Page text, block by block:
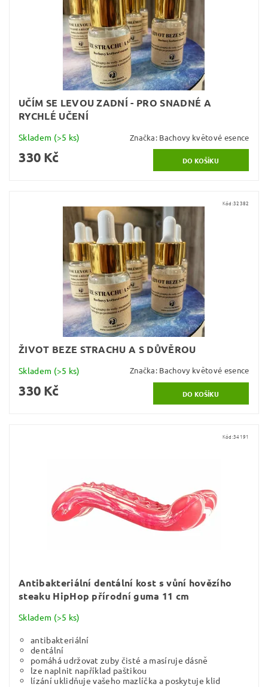
UČÍM SE LEVOU ZADNÍ - PRO SNADNÉ A
RYCHLÉ UČENÍ
Skladem (>5 ks) Značka: Bachovy květové esence
330 Kč
Kód:32382
ŽIVOT BEZE STRACHU A S DŮVĚROU
Skladem (>5 ks) Značka: Bachovy květové esence
330 Kč
Kód:34191
Antibakteriální dentální kost s vůní hovězího
steaku HipHop přírodní guma 11 cm
Skladem (>5 ks)
antibakteriální
dentální
pomáhá udržovat zuby čisté a masíruje dásně
lze naplnit například paštikou
lízání uklidňuje vašeho mazlíčka a poskytuje klid